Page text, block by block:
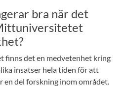
bra när det
finns det en medvetenhet kring
insatser hela tiden för att
en del forskning inom området.